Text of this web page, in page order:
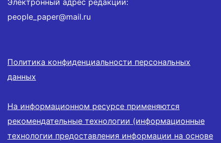
people_paper@mail.ru
Политика конфиденциальности персональных
данных
На информационном ресурсе применяются
рекомендательные технологии (информационные
технологии предоставления информации на основе